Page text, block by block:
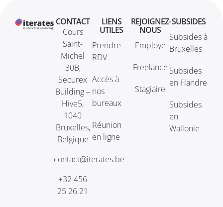
CONTACT
Cours
Saint-
Michel
30B,
Securex
Building –
Hive5,
1040
Bruxelles,
Belgique
contact@iterates.be
+32 456
25 26 21
LIENS
UTILES
Prendre
RDV
Accès à
nos
bureaux
Réunion
en ligne
REJOIGNEZ-
NOUS
Employé
Freelance
Stagiaire
SUBSIDES
Subsides à
Bruxelles
Subsides
en Flandre
Subsides
en
Wallonie